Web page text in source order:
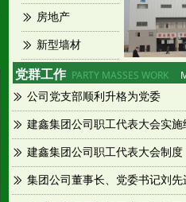
ꅀ 房地产
ꅀ 新型墙材
党群工作 PARTY MASSES WORK
ꅀ 公司党支部顺利升格为党委
ꅀ 建鑫集团公司职工代表大会实施
ꅀ 建鑫集团公司职工代表大会制度
ꅀ 集团公司董事长、党委书记刘先